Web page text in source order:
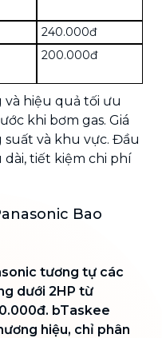
240.000đ
200.000đ
và hiệu quả tối ưu
khi bơm gas. Giá
suất và khu vực. Đầu
tiết kiệm chi phí
Bao
tương tự các
dưới 2HP từ
bTaskee
hiệu, chỉ phân